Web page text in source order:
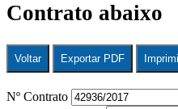
Contrato abaixo
Voltar Exportar PDF
Nº Contrato